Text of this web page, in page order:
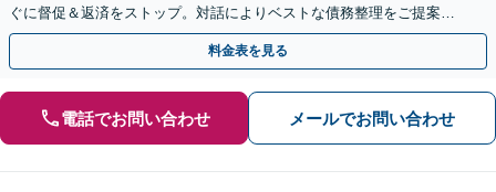
ぐに督促＆返済をストップ。対話によりベストな債務整理をご提案し
ます。法人破産も実績多数【完全個室】【大宮駅3分】
料金表を見る
電話でお問い合わせ メールでお問い合わせ